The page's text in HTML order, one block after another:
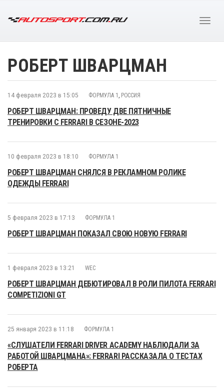
РОБЕРТ ШВАРЦМАН
14 февраля 2023 в 15:05 ФОРМУЛА 1 , РОССИЯ
РОБЕРТ ШВАРЦМАН: ПРОВЕДУ ДВЕ ПЯТНИЧНЫЕ
ТРЕНИРОВКИ С FERRARI В СЕЗОНЕ-2023
10 февраля 2023 в 18:10 ФОРМУЛА 1
РОБЕРТ ШВАРЦМАН СНЯЛСЯ В РЕКЛАМНОМ РОЛИКЕ
ОДЕЖДЫ FERRARI
5 февраля 2023 в 17:13 ФОРМУЛА 1
РОБЕРТ ШВАРЦМАН ПОКАЗАЛ СВОЮ НОВУЮ FERRARI
1 февраля 2023 в 13:21 WEC
РОБЕРТ ШВАРЦМАН ДЕБЮТИРОВАЛ В РОЛИ ПИЛОТА FERRARI
COMPETIZIONI GT
25 января 2023 в 11:18 ФОРМУЛА 1
«СЛУШАТЕЛИ FERRARI DRIVER ACADEMY НАБЛЮДАЛИ ЗА
РАБОТОЙ ШВАРЦМАНА»: FERRARI РАССКАЗАЛА О ТЕСТАХ
РОБЕРТА